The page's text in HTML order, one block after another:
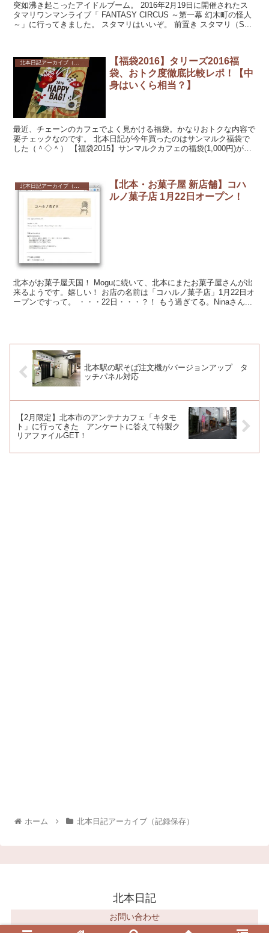
突如沸き起こったアイドルブーム。 2016年2月19日に開催されたス
タマリワンマンライブ「 FANTASY CIRCUS ～第一幕 幻木町の怪人
～」に行ってきました。 スタマリはいいぞ。 前置き スタマリ（S...
【福袋2016】タリーズ2016福
袋、おトク度徹底比較レポ！【中
身はいくら相当？】
最近、チェーンのカフェでよく見かける福袋。かなりおトクな内容で
要チェックなのです。 北本日記が今年買ったのはサンマルク福袋で
した（＾◇＾） 【福袋2015】サンマルクカフェの福袋(1,000円)がオ
北本日記アーカイブ（記録保存）
【北本・お菓子屋 新店舗】コハ
ルノ菓子店 1月22日オープン！
北本がお菓子屋天国！ Moguに続いて、北本にまたお菓子屋さんが出
来るようです。嬉しい！ お店の名前は「コハルノ菓子店」1月22日オ
ープンですって。 ・・・22日・・・？！ もう過ぎてる。Ninaさん...
北本駅の駅そば注文機がバージョンアップ タ
ッチパネル対応
【2月限定】北本市のアンテナカフェ「キタモ
ト」に行ってきた アンケートに答えて特製ク
リアファイルGET！
ホーム 北本日記アーカイブ（記録保存）
北本日記
お問い合わせ